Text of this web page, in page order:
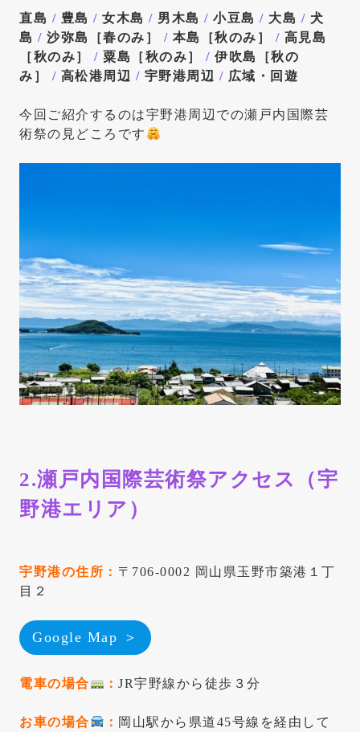
直島 / 豊島 / 女木島 / 男木島 / 小豆島 / 大島 / 犬
島 / 沙弥島［春のみ］ / 本島［秋のみ］ / 高見島
［秋のみ］
/ 粟島［秋のみ］ / 伊吹島［秋の
み］
/ 高松港周辺 / 宇野港周辺 / 広域・回遊
今回ご紹介するのは宇野港周辺での瀬戸内国際芸
術祭の見どころです
2.瀬戸内国際芸術祭アクセス（宇
野港エリア）
宇野港の住所： 〒706-0002 岡山県玉野市築港１丁
目２
Google Map ＞
電車の場合 ：JR宇野線から徒歩３分
お車の場合 ： 岡山駅から県道45号線を経由して